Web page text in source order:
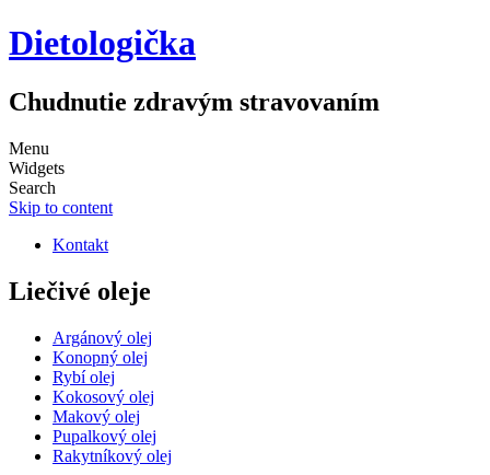
Dietologička
Chudnutie zdravým stravovaním
Menu
Widgets
Search
Skip to content
Kontakt
Liečivé oleje
Argánový olej
Konopný olej
Rybí olej
Kokosový olej
Makový olej
Pupalkový olej
Rakytníkový olej